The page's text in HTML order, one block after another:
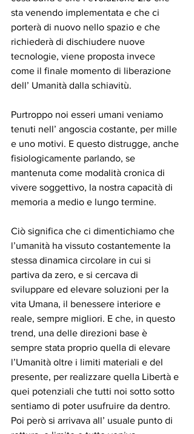
sta venendo implementata e che ci
porterà di nuovo nello spazio e che
richiederà di dischiudere nuove
tecnologie, viene proposta invece
come il finale momento di liberazione
dell’ Umanità dalla schiavitù.
Purtroppo noi esseri umani veniamo
tenuti nell’ angoscia costante, per mille
e uno motivi. E questo distrugge, anche
fisiologicamente parlando, se
mantenuta come modalità cronica di
vivere soggettivo, la nostra capacità di
memoria a medio e lungo termine.
Ciò significa che ci dimentichiamo che
l’umanità ha vissuto costantemente la
stessa dinamica circolare in cui si
partiva da zero, e si cercava di
sviluppare ed elevare soluzioni per la
vita Umana, il benessere interiore e
reale, sempre migliori. E che, in questo
trend, una delle direzioni base è
sempre stata proprio quella di elevare
l’Umanità oltre i limiti materiali e del
presente, per realizzare quella Libertà e
quei potenziali che tutti noi sotto sotto
sentiamo di poter usufruire da dentro.
Poi però si arrivava all’ usuale punto di